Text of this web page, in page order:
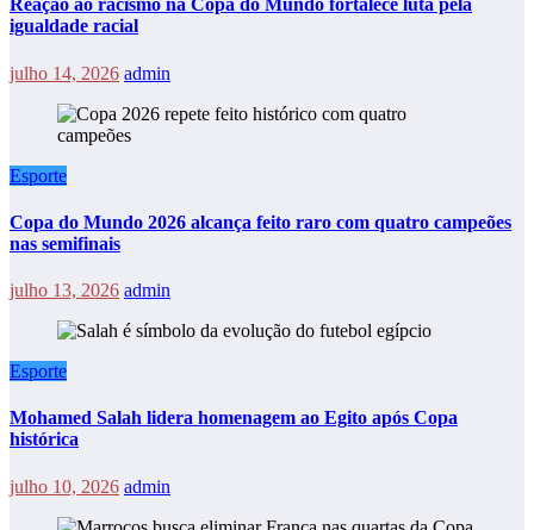
Reação ao racismo na Copa do Mundo fortalece luta pela
igualdade racial
julho 14, 2026 admin
Esporte
Copa do Mundo 2026 alcança feito raro com quatro campeões
nas semifinais
julho 13, 2026 admin
Esporte
Mohamed Salah lidera homenagem ao Egito após Copa
histórica
julho 10, 2026 admin